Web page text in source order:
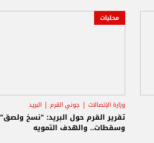
محليات
وزارة الإتصالات جوني القرم البريد
تقرير القرم حول البريد: "نسخ ولصق"
وسقطات.. والهدف التمويه